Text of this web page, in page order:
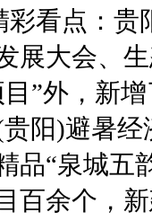
点：贵阳
展大会、
”外，新
贵阳)避暑
品“泉城五
百余个，